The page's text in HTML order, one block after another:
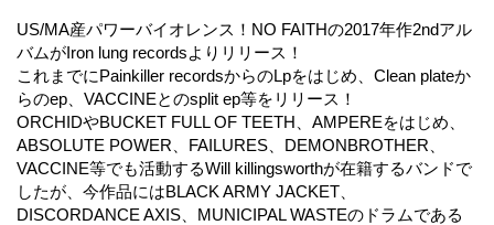
US/MA産パワーバイオレンス！NO FAITHの2017年作2ndアル
バムがIron lung recordsよりリリース！
これまでにPainkiller recordsからのLpをはじめ、Clean plateか
らのep、VACCINEとのsplit ep等をリリース！
ORCHIDやBUCKET FULL OF TEETH、AMPEREをはじめ、
ABSOLUTE POWER、FAILURES、DEMONBROTHER、
VACCINE等でも活動するWill killingsworthが在籍するバンドで
したが、今作品にはBLACK ARMY JACKET、
DISCORDANCE AXIS、MUNICIPAL WASTEのドラムである